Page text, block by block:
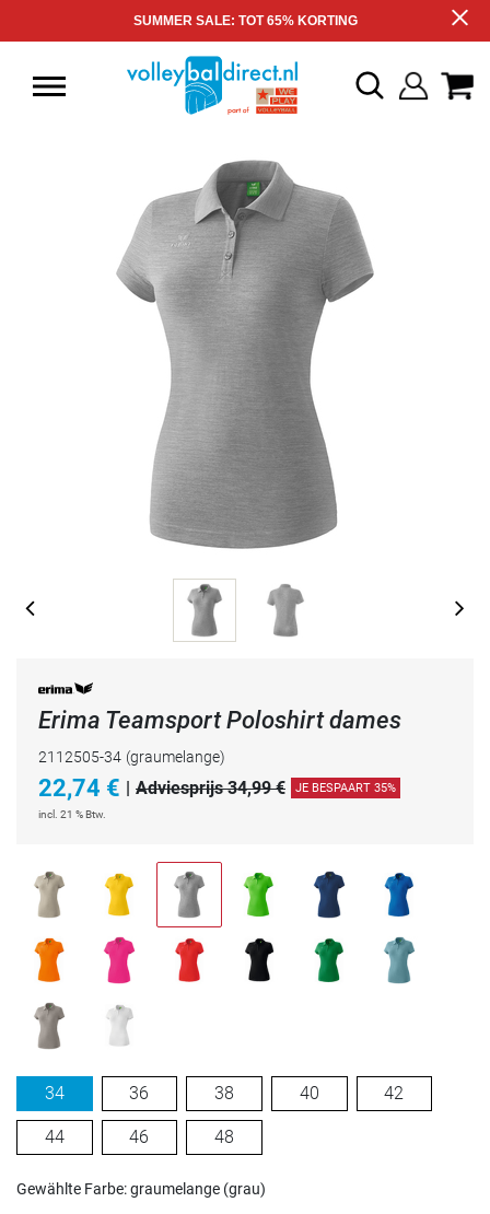
SUMMER SALE: TOT 65% KORTING
Erima Teamsport Poloshirt dames
2112505-34 (graumelange)
22,74 € | Adviesprijs 34,99 € JE BESPAART 35%
incl. 21 % Btw.
34 36 38 40 42
44 46 48
Gewählte Farbe: graumelange (grau)